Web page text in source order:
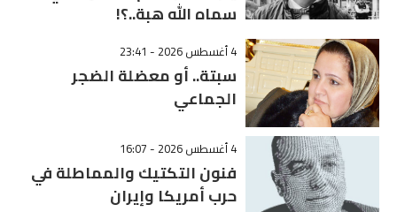
سماه الله هبة..؟!
4 أغسطس 2026 - 23:41
سبتة.. أو معضلة الضجر
الجماعي
4 أغسطس 2026 - 16:07
فنون التكتيك والمماطلة في
حرب أمريكا وإيران